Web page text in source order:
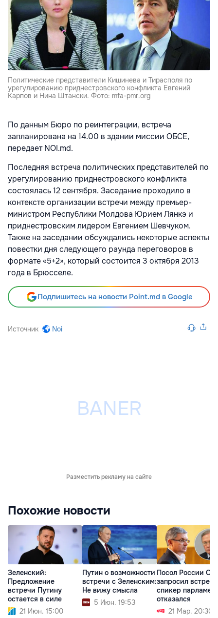
Политические представители Кишинева и Тирасполя по
урегулированию приднестровского конфликта Евгений
Карпов и Нина Штански. Фото: mfa-pmr.org
По данным Бюро по реинтеграции, встреча
запланирована на 14.00 в здании миссии ОБСЕ,
передает NOI.md.
Последняя встреча политических представителей по
урегулированию приднестровского конфликта
состоялась 12 сентября. Заседание проходило в
контексте организации встречи между премьер-
министром Республики Молдова Юрием Лянкэ и
приднестровским лидером Евгением Шевчуком.
Также на заседании обсуждались некоторые аспекты
повестки дня следующего раунда переговоров в
формате «5+2», который состоится 3 октября 2013
года в Брюсселе.
Подпишитесь на новости Point.md в Google
Источник Noi
Разместить рекламу на сайте
Похожие новости
Зеленский:
Предложение
встречи Путину
остается в силе
21 Июн. 15:00
Путин о возможности
встречи с Зеленским:
Не вижу смысла
5 Июн. 19:53
Посол России
запросил
спикер
отказался
21 Мар. 20:30